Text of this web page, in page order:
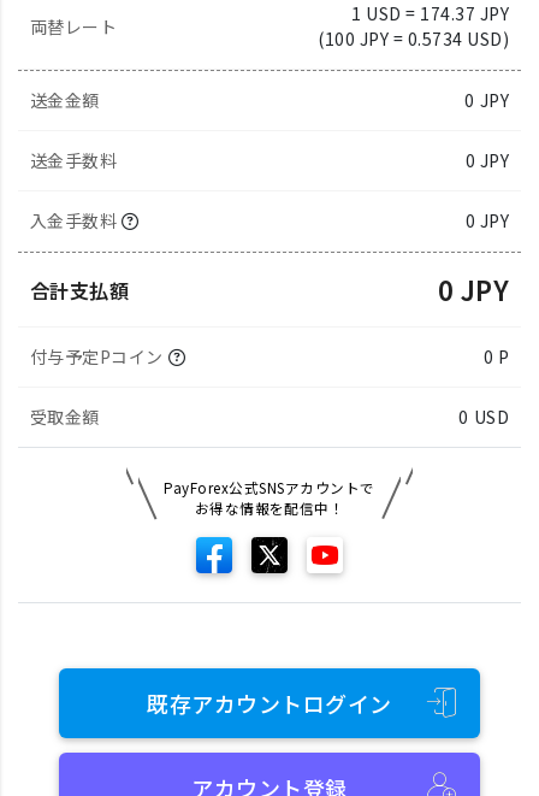
両替レート
1 USD = 174.37 JPY
(100 JPY = 0.5734 USD)
送金金額 0 JPY
送金手数料 0 JPY
入金手数料 0 JPY
合計支払額 0 JPY
付与予定Pコイン 0 P
受取金額 0 USD
PayForex公式SNSアカウントで
お得な情報を配信中！
既存アカウントログイン
アカウント登録